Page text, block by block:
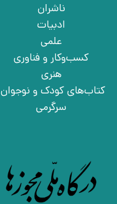
ناشران
ادبیات
علمی
کسب‌وکار و فناوری
هنری
کتاب‌های کودک و نوجوان
سرگرمی